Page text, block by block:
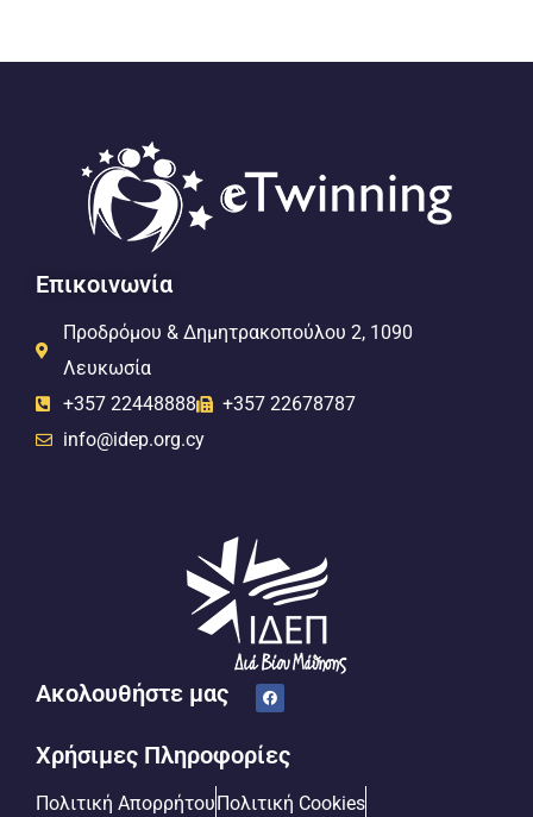
Επικοινωνία
Προδρόμου & Δημητρακοπούλου 2, 1090
Λευκωσία
+357 22448888
+357 22678787
info@idep.org.cy
Ακολουθήστε μας
Χρήσιμες Πληροφορίες
Πολιτική ΑπορρήτουΠολιτική Cookies